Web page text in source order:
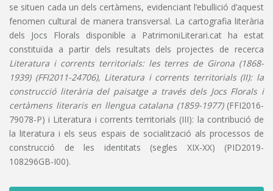
se situen cada un dels certàmens, evidenciant l’ebullició d’aquest
fenomen cultural de manera transversal. La cartografia literària
dels Jocs Florals disponible a PatrimoniLiterari.cat ha estat
constituïda a partir dels resultats dels projectes de recerca
Literatura i corrents territorials: les terres de Girona (1868-
1939) (FFI2011-24706), Literatura i corrents territorials (II): la
construcció literària del paisatge a través dels Jocs Florals i
certàmens literaris en llengua catalana (1859-1977)(FFI2016-
79078-P) i Literatura i corrents territorials (III): la contribució de
la literatura i els seus espais de socialització als processos de
construcció de les identitats (segles XIX-XX) (PID2019-
108296GB-I00).